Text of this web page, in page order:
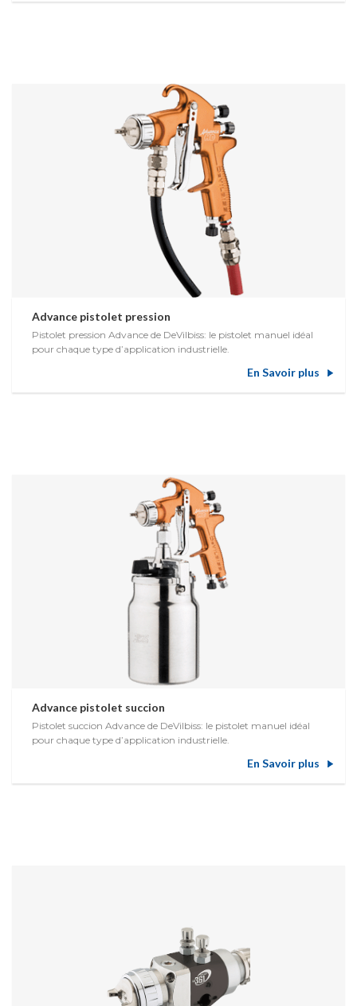
Advance pistolet pression
Pistolet pression Advance de DeVilbiss: le pistolet manuel idéal
pour chaque type d’application industrielle.
En Savoir plus
Advance pistolet succion
Pistolet succion Advance de DeVilbiss: le pistolet manuel idéal
pour chaque type d’application industrielle.
En Savoir plus